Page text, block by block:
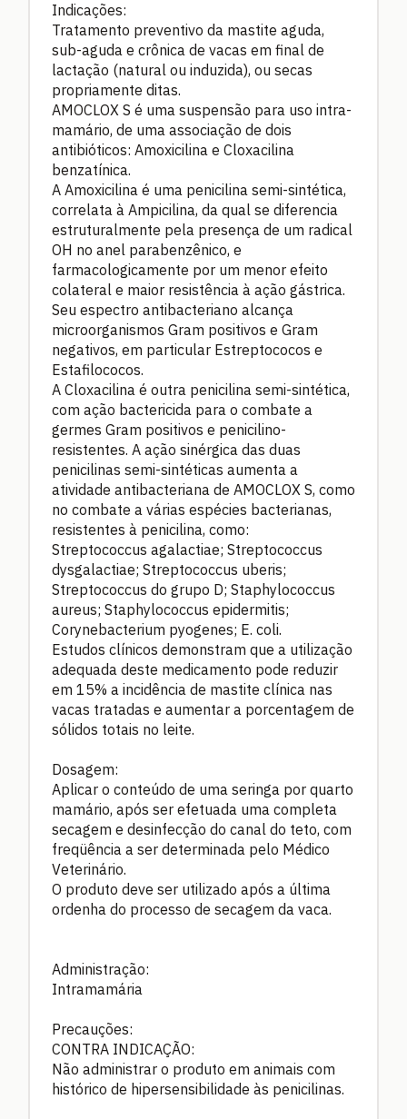
Indicações:
Tratamento preventivo da mastite aguda,
sub-aguda e crônica de vacas em final de
lactação (natural ou induzida), ou secas
propriamente ditas.
AMOCLOX S é uma suspensão para uso intra-
mamário, de uma associação de dois
antibióticos: Amoxicilina e Cloxacilina
benzatínica.
A Amoxicilina é uma penicilina semi-sintética,
correlata à Ampicilina, da qual se diferencia
estruturalmente pela presença de um radical
OH no anel parabenzênico, e
farmacologicamente por um menor efeito
colateral e maior resistência à ação gástrica.
Seu espectro antibacteriano alcança
microorganismos Gram positivos e Gram
negativos, em particular Estreptococos e
Estafilococos.
A Cloxacilina é outra penicilina semi-sintética,
com ação bactericida para o combate a
germes Gram positivos e penicilino-
resistentes. A ação sinérgica das duas
penicilinas semi-sintéticas aumenta a
atividade antibacteriana de AMOCLOX S, como
no combate a várias espécies bacterianas,
resistentes à penicilina, como:
Streptococcus agalactiae; Streptococcus
dysgalactiae; Streptococcus uberis;
Streptococcus do grupo D; Staphylococcus
aureus; Staphylococcus epidermitis;
Corynebacterium pyogenes; E. coli.
Estudos clínicos demonstram que a utilização
adequada deste medicamento pode reduzir
em 15% a incidência de mastite clínica nas
vacas tratadas e aumentar a porcentagem de
sólidos totais no leite.
Dosagem:
Aplicar o conteúdo de uma seringa por quarto
mamário, após ser efetuada uma completa
secagem e desinfecção do canal do teto, com
freqüência a ser determinada pelo Médico
Veterinário.
O produto deve ser utilizado após a última
ordenha do processo de secagem da vaca.
Administração:
Intramamária
Precauções:
CONTRA INDICAÇÃO:
Não administrar o produto em animais com
histórico de hipersensibilidade às penicilinas.